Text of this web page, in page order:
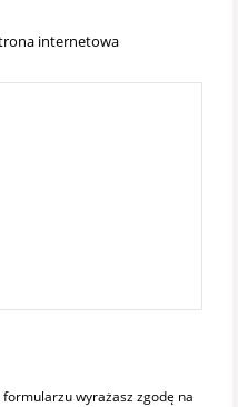
internetowa
wyrażasz zgodę na